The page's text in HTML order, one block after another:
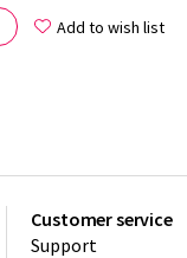
Add to wish list
Customer service
Support